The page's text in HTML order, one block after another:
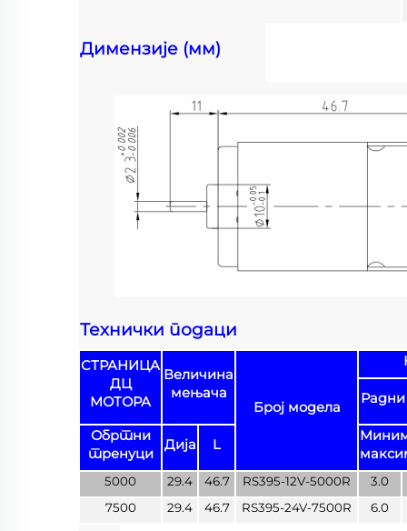
Димензије (мм)
Технички подаци
СТРАНИЦА
ДЦ
МОТОРА
Величина
мењача
Број модела
Радни
Обртни
тренуци
Дија L
5000 29.4 46.7 RS395-12V-5000R
3.0
7500
29.4 46.7 RS395-24V-7500R 6.0